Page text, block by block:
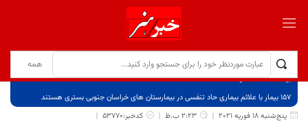
برگ نخست
نوشته‌ها
157 بیمار با علائم بیماری حاد تنفسی در بیمارستان های خراسان جنوبی بستری هستند
پنج‌شنبه 18 فوریه 2021
2:23 ب.ظ
کدخبر:53770